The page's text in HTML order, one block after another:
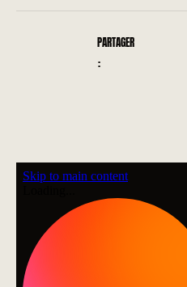
PARTAGER
: